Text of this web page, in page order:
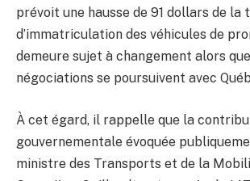
prévoit une hausse de 91 dollars de la
d’immatriculation des véhicules de
demeure sujet à changement alors
négociations se poursuivent avec
À cet égard, il rappelle que la
gouvernementale évoquée
ministre des Transports et de la